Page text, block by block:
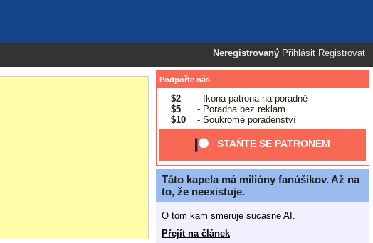
Neregistrovaný Přihlásit Registrovat
Podpořte nás
$2
- Ikona patrona na poradně
$5
- Poradna bez reklam
$10
- Soukromé poradenství
STAŇTE SE PATRONEM
Táto kapela má milióny fanúšikov. Až na
to, že neexistuje.
O tom kam smeruje sucasne AI.
Přejít na článek